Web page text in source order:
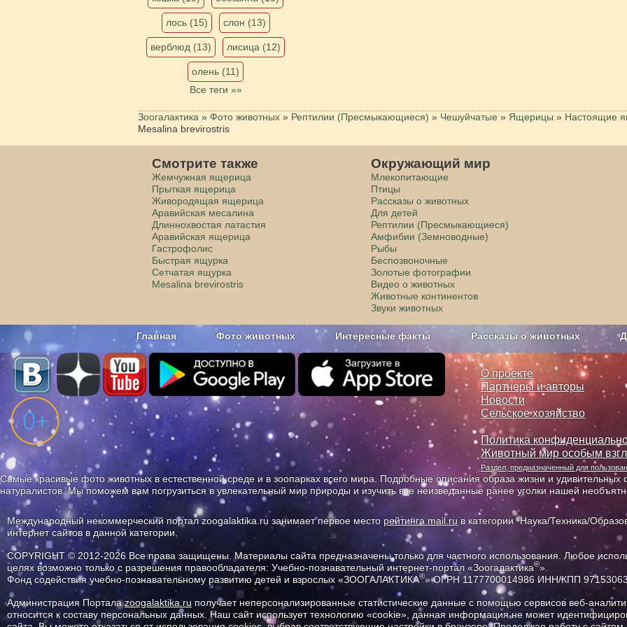
лось (15) слон (13)
верблюд (13) лисица (12)
олень (11)
Все теги »»
Зоогалактика » Фото животных » Рептилии (Пресмыкающиеся) » Чешуйчатые » Ящерицы » Настоящие
Mesalina brevirostris
Смотрите также
Жемчужная ящерица
Прыткая ящерица
Живородящая ящерица
Аравийская месалина
Длиннохвостая латастия
Аравийская ящерица
Гастрофолис
Быстрая ящурка
Сетчатая ящурка
Mesalina brevirostris
Окружающий мир
Млекопитающие
Птицы
Рассказы о животных
Для детей
Рептилии (Пресмыкающиеся)
Амфибии (Земноводные)
Рыбы
Беспозвоночные
Золотые фотографии
Видео о животных
Животные континентов
Звуки животных
Главная Фото животных Интересные факты Рассказы о животных
Наши приложения. Бесплатно и без рекламы О проекте
О проекте
Партнеры и авторы
Новости
Сельское хозяйство
Политика
Животный мир особым
Раздел, предназначенный для
Самые красивые фото животных в естественной среде и в зоопарках всего мира. Подробные описания образа жизни и
натуралистов. Мы поможем вам погрузиться в увлекательный мир природы и изучить все неизведанные ранее уголки нашей
Международный некоммерческий портал zoogalaktika.ru занимает первое место рейтинга mail.ru в категории "Наука/Техника/
интернет сайтов в данной категории.
COPYRIGHT © 2012-2026 Все права защищены. Материалы сайта предназначены только для частного использования. Любое
целях возможно только с разрешения правообладателя: Учебно-познавательный интернет-портал «Зоогалактика®».
Фонд содействия учебно-познавательному развитию детей и взрослых «ЗООГАЛАКТИКА®» ОГРН 1177700014986 ИНН/КПП
Администрация Порталаzoogalaktika.ru получает неперсонализированные статистические данные с помощью сервисов веб-
относится к составу персональных данных. Наш сайт использует технологию «cookie», данная информация не может